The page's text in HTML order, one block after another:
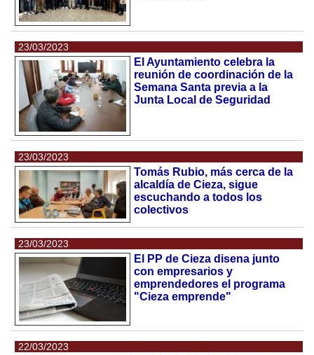
23/03/2023
El Ayuntamiento celebra la
reunión de coordinación de la
Semana Santa previa a la
Junta Local de Seguridad
23/03/2023
Tomás Rubio, más cerca de la
alcaldía de Cieza, sigue
escuchando a todos los
colectivos
23/03/2023
El PP de Cieza disena junto
con empresarios y
emprendedores el programa
"Cieza emprende"
22/03/2023